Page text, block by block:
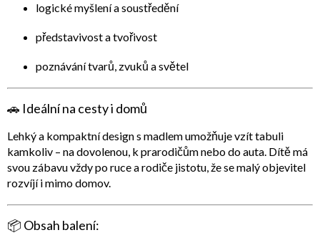
logické myšlení a soustředění
představivost a tvořivost
poznávání tvarů, zvuků a světel
🚗 Ideální na cesty i domů
Lehký a kompaktnídesign s madlemumožňuje vzít tabuli
kamkoliv – na dovolenou, k prarodičům nebo do auta. Dítě má
svou zábavu vždy po ruce a rodiče jistotu, že se malý objevitel
rozvíjí i mimo domov.
📦 Obsah balení: